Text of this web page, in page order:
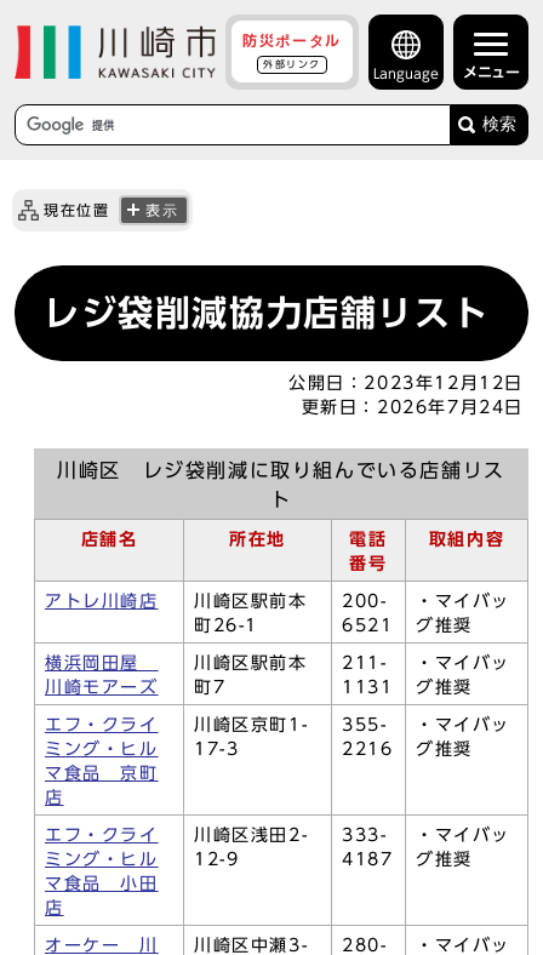
防災ポータル
外部リンク
Language メニュー
検索
現在位置 表示
レジ袋削減協力店舗リスト
公開日： 2023年12月12日
更新日： 2026年7月24日
川崎区 レジ袋削減に取り組んでいる店舗リス
ト
店舗名 所在地
電話
番号
取組内容
アトレ川崎店
川崎区駅前本
町26-1
200-
6521
・マイバッ
グ推奨
横浜岡田屋
川崎モアーズ
川崎区駅前本
町7
211-
1131
・マイバッ
グ推奨
エフ・クライ
ミング・ヒル
マ食品 京町
店
川崎区京町1-
17-3
355-
2216
・マイバッ
グ推奨
エフ・クライ
ミング・ヒル
マ食品 小田
店
川崎区浅田2-
12-9
333-
4187
・マイバッ
グ推奨
オーケー 川
川崎区中瀬3-
280-
・マイバッ